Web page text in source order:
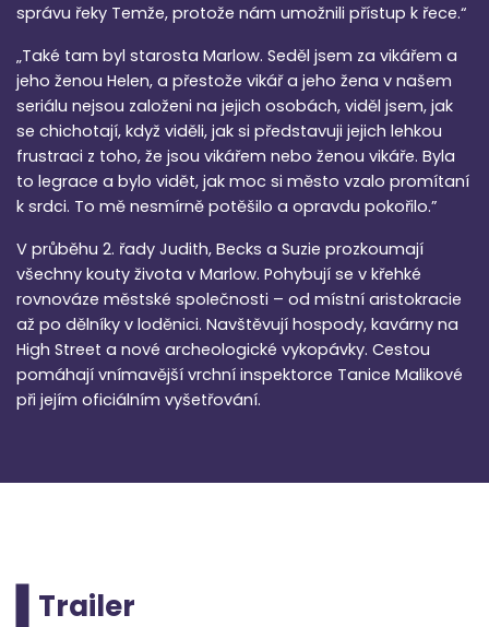
správu řeky Temže, protože nám umožnili přístup k řece.“
„Také tam byl starosta Marlow. Seděl jsem za vikářem a
jeho ženou Helen, a přestože vikář a jeho žena v našem
seriálu nejsou založeni na jejich osobách, viděl jsem, jak
se chichotají, když viděli, jak si představuji jejich lehkou
frustraci z toho, že jsou vikářem nebo ženou vikáře. Byla
to legrace a bylo vidět, jak moc si město vzalo promítaní
k srdci. To mě nesmírně potěšilo a opravdu pokořilo.”
V průběhu 2. řady Judith, Becks a Suzie prozkoumají
všechny kouty života v Marlow. Pohybují se v křehké
rovnováze městské společnosti – od místní aristokracie
až po dělníky v loděnici. Navštěvují hospody, kavárny na
High Street a nové archeologické vykopávky. Cestou
pomáhají vnímavější vrchní inspektorce Tanice Malikové
při jejím oficiálním vyšetřování.
Trailer